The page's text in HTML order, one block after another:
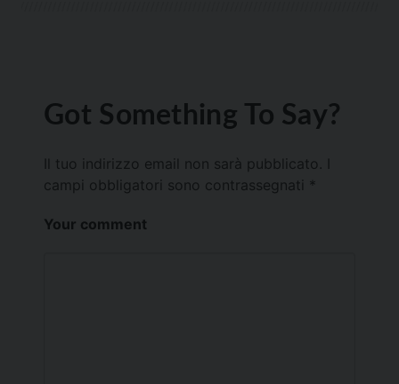
Got Something To Say?
Il tuo indirizzo email non sarà pubblicato.
campi obbligatori sono contrassegnati *
Your comment